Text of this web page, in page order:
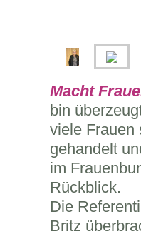
Macht
bin
viele Frauen
gehandelt
im
Rückblick.
Die
Britz